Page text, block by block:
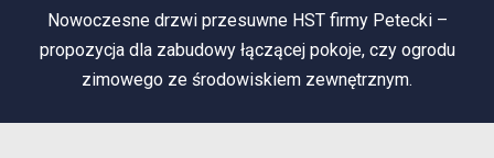
Nowoczesne drzwi przesuwne HST firmy Petecki –
propozycja dla zabudowy łączącej pokoje, czy ogrodu
zimowego ze środowiskiem zewnętrznym.